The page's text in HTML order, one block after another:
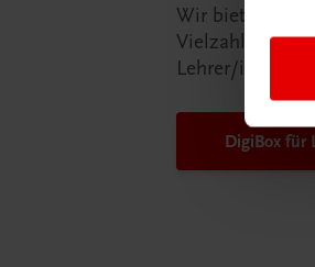
Wir bieten
Vielzahl an
Lehrer/in ein
DigiBox für